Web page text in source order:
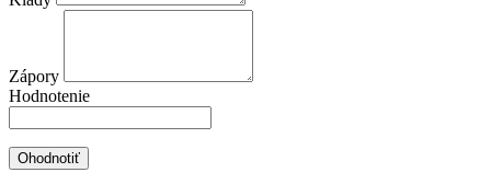
Zápory
Hodnotenie